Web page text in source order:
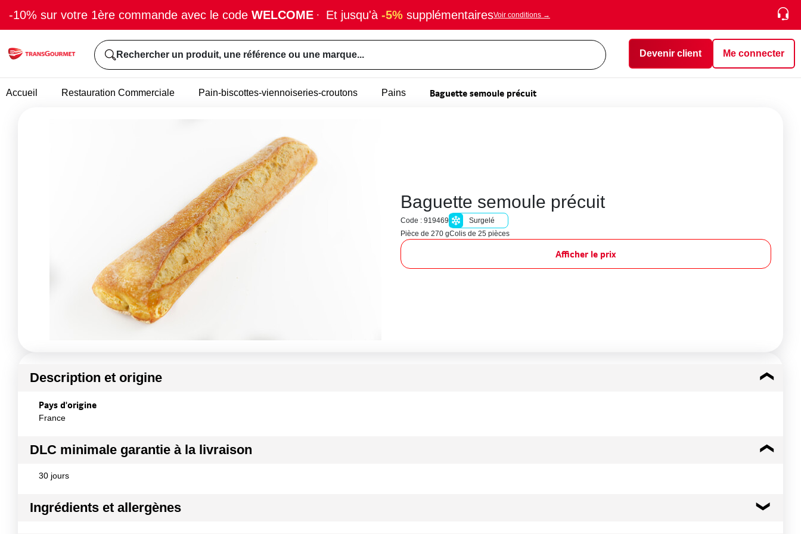
-10% sur votre 1ère commande avec le code WELCOME · Et jusqu'à -5% supplémentairesVoir conditions →
Rechercher un produit, une référence ou une marque... Devenir client Me connecter
Accueil Restauration Commerciale Pain-biscottes-viennoiseries-croutons Pains Baguette semoule précuit
Baguette semoule précuit
Code : 919469
Surgelé
Pièce de 270 gColis de 25 pièces
Afficher le prix
Description et origine
Pays d'origine
France
DLC minimale garantie à la livraison
30 jours
Ingrédients et allergènes